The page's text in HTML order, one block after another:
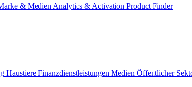
& MedienAnalytics & Activation Product Finder
Haustiere Finanzdienstleistungen Medien Öffentlicher